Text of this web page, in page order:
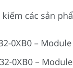
các sản
0XB0 –
0XB0 –